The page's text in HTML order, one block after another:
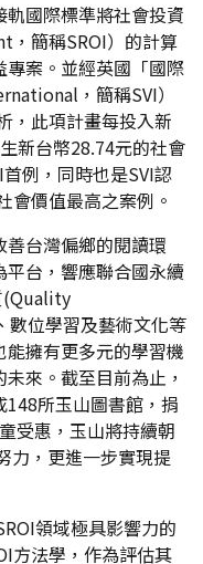
國際標準將社會投資
簡稱SROI）的計算
案。並經英國「國際
，簡稱SVI）
，此項計畫每投入新
新台幣28.74元的社會
例，同時也是SVI認
會價值最高之案例。
台灣偏鄉的閱讀環
台，響應聯合國永續
(Quality
位學習及藝術文化等
擁有更多元的學習機
來。截至目前為止，
所玉山圖書館，捐
受惠，玉山將持續朝
力，更進一步實現提
領域極具影響力的
方法學，作為評估其